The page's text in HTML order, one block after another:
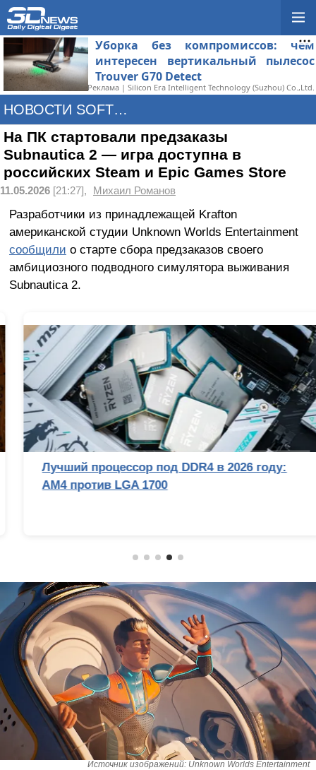
Уборка без компромиссов: чем
интересен вертикальный пылесос
Trouver G70 Detect
Реклама | Silicon Era Intelligent Technology (Suzhou) Co.,Ltd.
НОВОСТИ SOFTWARE
На ПК стартовали предзаказы
Subnautica 2 — игра доступна в
российских Steam и Epic Games Store
11.05.2026 [21:27], Михаил Романов
Разработчики из принадлежащей Krafton
американской студии Unknown Worlds Entertainment
сообщили о старте сбора предзаказов своего
амбициозного подводного симулятора выживания
Subnautica 2.
Лучший процессор под DDR4 в 2026 году:
AM4 против LGA 1700
Источник изображений: Unknown Worlds Entertainment